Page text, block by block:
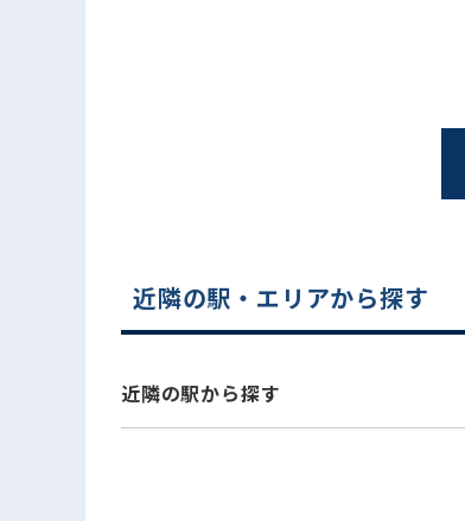
近隣の駅・エリアから探す
近隣の駅から探す